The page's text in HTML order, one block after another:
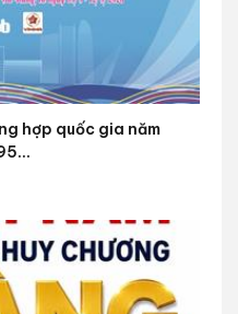
hợp quốc gia năm